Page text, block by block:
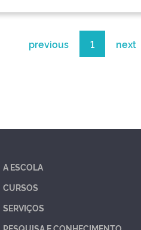
previous 1 next
A ESCOLA
CURSOS
SERVIÇOS